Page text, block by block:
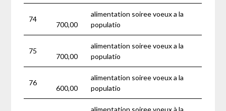
74
700,00
alimentation soiree voeux a la
populatio
75
700,00
alimentation soiree voeux a la
populatio
76
600,00
alimentation soiree voeux a la
populatio
alimentation soiree voeux à la